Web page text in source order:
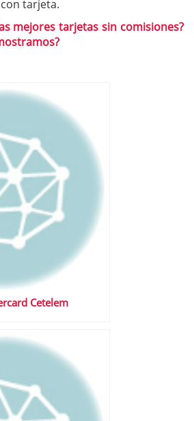
tarjeta.
mejores tarjetas sin comisiones?
Cetelem